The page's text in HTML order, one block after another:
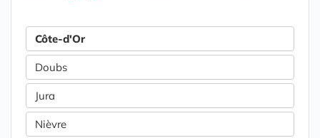
Côte-d'Or
Doubs
Jura
Nièvre